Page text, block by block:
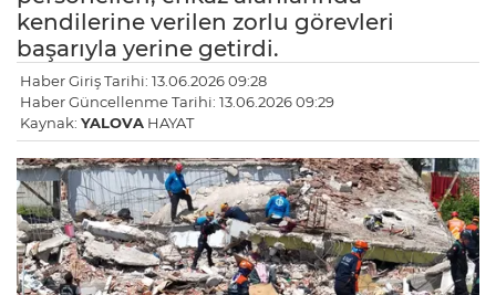
kendilerine verilen zorlu görevleri
başarıyla yerine getirdi.
Haber Giriş Tarihi: 13.06.2026 09:28
Haber Güncellenme Tarihi: 13.06.2026 09:29
Kaynak: YALOVA HAYAT